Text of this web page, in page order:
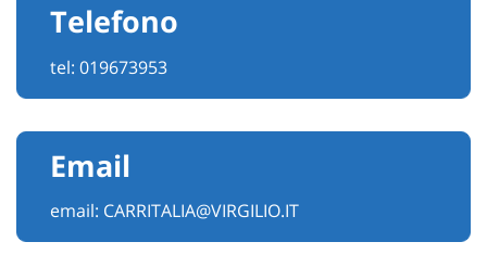
Telefono
tel: 019673953
Email
email: CARRITALIA@VIRGILIO.IT